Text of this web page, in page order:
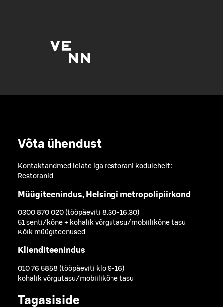
Võta ühendust
Kontaktandmed leiate iga restorani kodulehelt:
Restoranid
Müügiteenindus, Helsingi metropolipiirkond
0300 870 020 (tööpäeviti 8.30-16.30)
51 senti/kõne + kohalik võrgutasu/mobiilikõne tasu
Kõik müügiteenused
Klienditeenindus
010 76 5858 (tööpäeviti klo 9-16)
kohalik võrgutasu/mobiilikõne tasu
Tagasiside